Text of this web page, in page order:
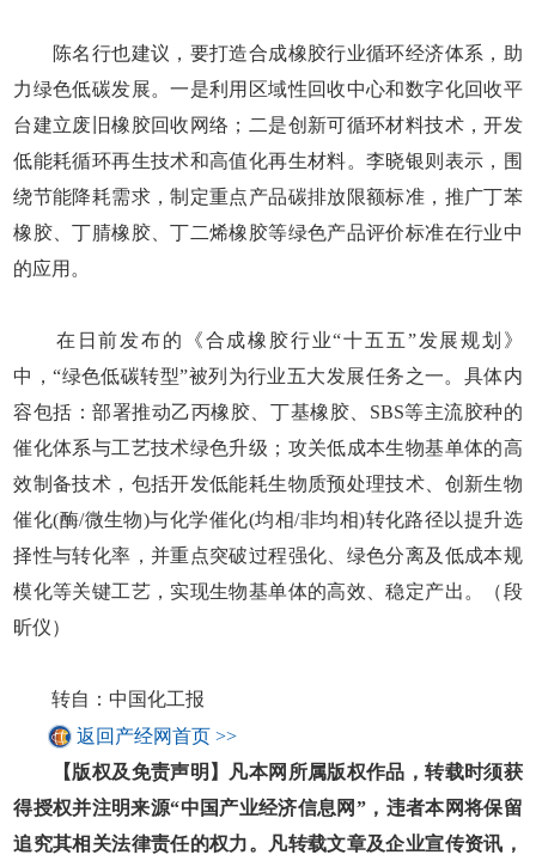
陈名行也建议，要打造合成橡胶行业循环经济体系，助
力绿色低碳发展。一是利用区域性回收中心和数字化回收平
台建立废旧橡胶回收网络；二是创新可循环材料技术，开发
低能耗循环再生技术和高值化再生材料。李晓银则表示，围
绕节能降耗需求，制定重点产品碳排放限额标准，推广丁苯
橡胶、丁腈橡胶、丁二烯橡胶等绿色产品评价标准在行业中
的应用。
在日前发布的《合成橡胶行业“十五五”发展规划》
中，“绿色低碳转型”被列为行业五大发展任务之一。具体内
容包括：部署推动乙丙橡胶、丁基橡胶、SBS等主流胶种的
催化体系与工艺技术绿色升级；攻关低成本生物基单体的高
效制备技术，包括开发低能耗生物质预处理技术、创新生物
催化(酶/微生物)与化学催化(均相/非均相)转化路径以提升选
择性与转化率，并重点突破过程强化、绿色分离及低成本规
模化等关键工艺，实现生物基单体的高效、稳定产出。（段
昕仪）
转自：中国化工报
返回产经网首页 >>
【版权及免责声明】凡本网所属版权作品，转载时须获
得授权并注明来源“中国产业经济信息网”，违者本网将保留
追究其相关法律责任的权力。凡转载文章及企业宣传资讯，